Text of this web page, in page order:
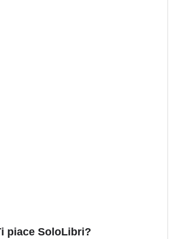
piace SoloLibri?